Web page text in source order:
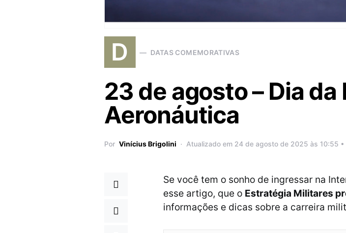
D DATAS COMEMORATIVAS
23 de agosto – Dia
Aeronáutica
Por Vinícius Brigolini Atualizado em 24 de agosto de 2025 às 10:55
Se você tem o sonho de ingressar na
esse artigo, que o Estratégia Militares
informações e dicas sobre a carreira